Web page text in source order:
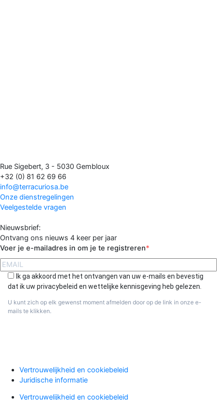
Rue Sigebert, 3 - 5030 Gembloux
+32 (0) 81 62 69 66
info@terracuriosa.be
Onze dienstregelingen
Veelgestelde vragen
Nieuwsbrief:
Ontvang ons nieuws 4 keer per jaar
Voer je e-mailadres in om je te registreren
Ik ga akkoord met het ontvangen van uw e-mails en bevestig
dat ik uw privacybeleid en wettelijke kennisgeving heb gelezen.
U kunt zich op elk gewenst moment afmelden door op de link in onze e-
mails te klikken.
Vertrouwelijkheid en cookiebeleid
Juridische informatie
Vertrouwelijkheid en cookiebeleid